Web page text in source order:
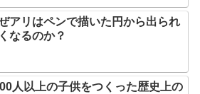
アリはペンで描いた円から出られ
なるのか？
人以上の子供をつくった歴史上の